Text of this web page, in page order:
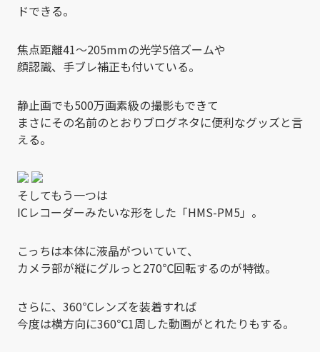
ドできる。
焦点距離41～205mmの光学5倍ズームや
顔認識、手ブレ補正も付いている。
静止画でも500万画素級の撮影もできて
まさにその名前のとおりブログネタに便利なグッズと言
える。
そしてもう一つは
ICレコーダーみたいな形をした「HMS-PM5」。
こっちは本体に液晶がついていて、
カメラ部が縦にグルっと270℃回転するのが特徴。
さらに、360℃レンズを装着すれば
今度は横方向に360℃1周した動画がとれたりもする。